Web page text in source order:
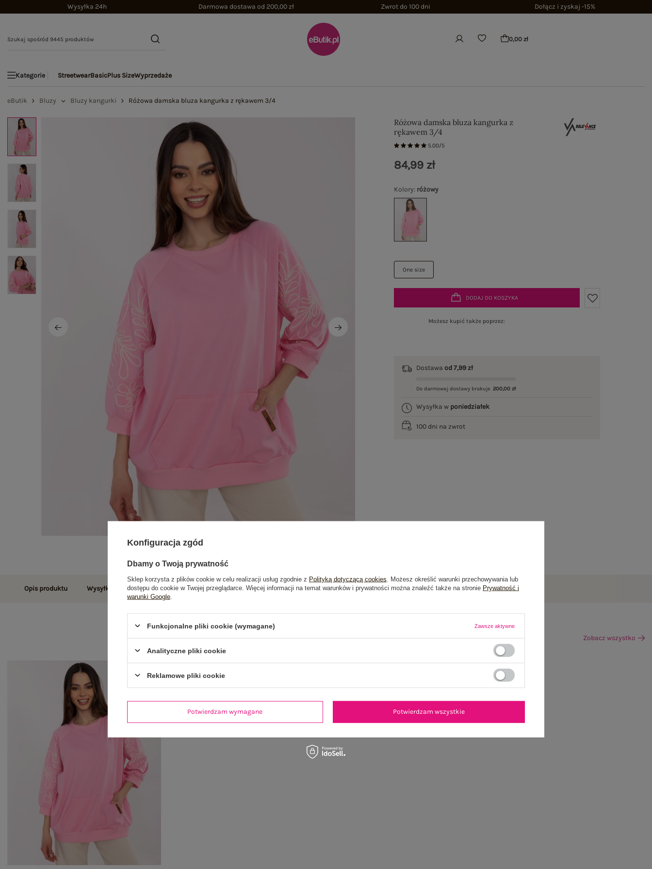
Wysyłka 24h Darmowa dostawa od 200,00 zł Zwrot do 100 dni Dołącz i zyskaj -15%
0,00 zł
Kategorie StreetwearBasicPlus SizeWyprzedaże
eButik Bluzy Bluzy kangurki Różowa damska bluza kangurka z rękawem 3/4
Różowa damska bluza kangurka z
rękawem 3/4
5.00/5
Kolory: różowy
One size
84,99 zł
DODAJ DO KOSZYKA
Możesz kupić także poprzez:
Dostawaod 7,99 zł
Do darmowej dostawy brakuje 200,00 zł
Wysyłka w poniedziałek
100 dni na zwrot
Opis produktu Wysyłka i dostawa Zwroty i reklamacje Opinie o produkcie(1)
Zobacz wszystko
Konfiguracja zgód
Dbamy o Twoją prywatność
Sklep korzysta z plików cookie w celu realizacji usług zgodnie z Polityką dotyczącą cookies . Możesz określić warunki przechowywania lub
dostępu do cookie w Twojej przeglądarce. Więcej informacji na temat warunków i prywatności można znaleźć także na stronie Prywatność i
warunki Google
Funkcjonalne pliki cookie (wymagane) Zawsze aktywne
Analityczne pliki cookie
Reklamowe pliki cookie
Potwierdzam wymagane Potwierdzam wszystkie